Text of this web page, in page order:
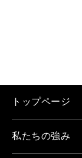
トップページ
私たちの強み